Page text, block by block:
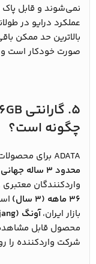
نمی‌شوند و قابل
عملکرد درایو در
صورت خودکار است و
چگونه است؟
ADATA برای محصولات سری SU650، از جمله این مدل،
محدود ۳ ساله جهانی
واردکنندگان
۳۶ ماهه (۳ سال)
بازار ایران،آونگ (Avajang)
محصول قابل
شرکت واردکننده